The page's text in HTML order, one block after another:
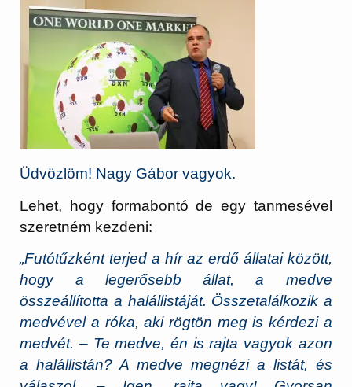
Üdvözlöm! Nagy Gábor vagyok.
Lehet, hogy formabontó de egy tanmesével
szeretném kezdeni:
„Futótűzként terjed a hír az erdő állatai között,
hogy a legerősebb állat, a medve
összeállította a halállistáját. Összetalálkozik a
medvével a róka, aki rögtön meg is kérdezi a
medvét. – Te medve, én is rajta vagyok azon
a halállistán? A medve megnézi a listát, és